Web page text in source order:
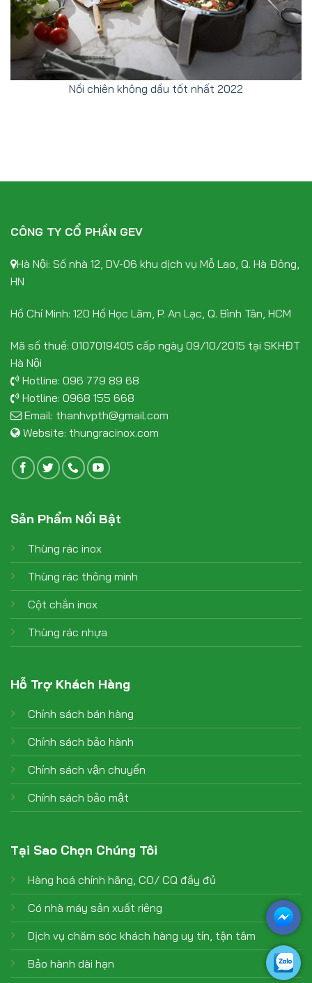
Nồi chiên không dầu tốt nhất 2022
CÔNG TY CỔ PHẦN GEV
Hà Nội: Số nhà 12, DV-06 khu dịch vụ Mỗ Lao, Q. Hà Đông,
HN
Hồ Chí Minh: 120 Hồ Học Lãm, P. An Lạc, Q. Bình Tân, HCM
Mã số thuế: 0107019405 cấp ngày 09/10/2015 tại SKHĐT
Hà Nội
Hotline: 096 779 89 68
Hotline: 0968 155 668
Email: thanhvpth@gmail.com
Website: thungracinox.com
Sản Phẩm Nổi Bật
Thùng rác inox
Thùng rác thông minh
Cột chắn inox
Thùng rác nhựa
Hỗ Trợ Khách Hàng
Chính sách bán hàng
Chính sách bảo hành
Chính sách vận chuyển
Chính sách bảo mật
Tại Sao Chọn Chúng Tôi
Hàng hoá chính hãng, CO/ CQ đầy đủ
Có nhà máy sản xuất riêng
Dịch vụ chăm sóc khách hàng uy tín, tận tâm
Bảo hành dài hạn